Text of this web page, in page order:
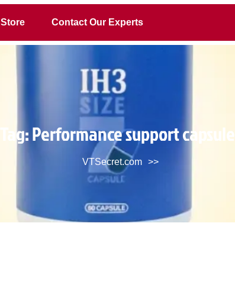
Store Contact Our Experts
Tag:Performance support capsule
VTSecret.com >>